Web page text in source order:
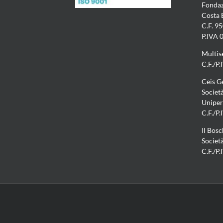
Costa
C.F.
P.IVA
C.F./
Ceis
C.F./
Il
C.F./